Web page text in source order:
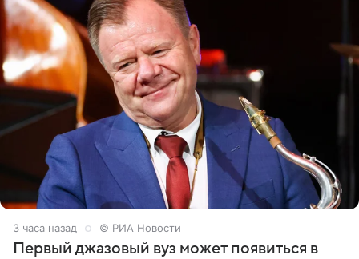
3 часа назад © РИА Новости
Первый джазовый вуз может появиться в